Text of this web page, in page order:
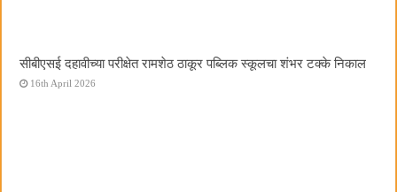
सीबीएसई दहावीच्या परीक्षेत रामशेठ ठाकूर पब्लिक स्कूलचा शंभर टक्के निकाल
16th April 2026